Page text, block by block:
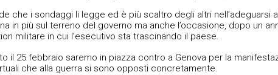
che i sondaggi li legge ed è più scaltro degli altri nell’adeguarsi
in più sul terreno del governo ma anche l’occasione, dopo un
militare in cui l’esecutivo sta trascinando il paese.
il 25 febbraio saremo in piazza contro a Genova per la
che alla guerra si sono opposti concretamente.